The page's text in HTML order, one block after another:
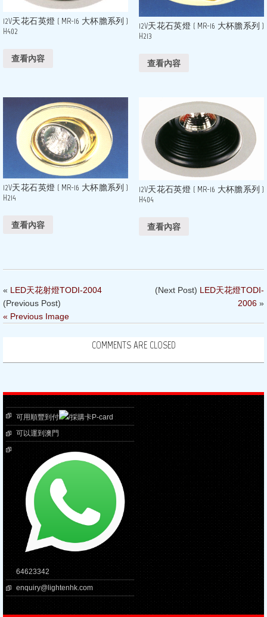
12V天花石英燈 ( MR-16 大杯膽系列 )
H402
查看內容
12V天花石英燈 ( MR-16 大杯膽系列 )
H213
查看內容
12V天花石英燈 ( MR-16 大杯膽系列 )
H214
查看內容
12V天花石英燈 ( MR-16 大杯膽系列 )
H404
查看內容
« LED天花射燈TODI-2004
(Previous Post)
(Next Post) LED天花燈TODI-
2006 »
« Previous Image
COMMENTS ARE CLOSED
可用順豐到付
/採購卡P-card
可以運到澳門
64623342
enquiry@lightenhk.com